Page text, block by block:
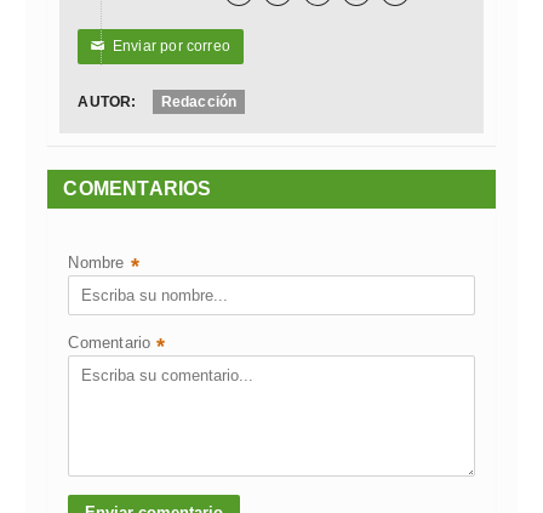
✉ Enviar por correo
AUTOR: Redacción
COMENTARIOS
Nombre *
Comentario *